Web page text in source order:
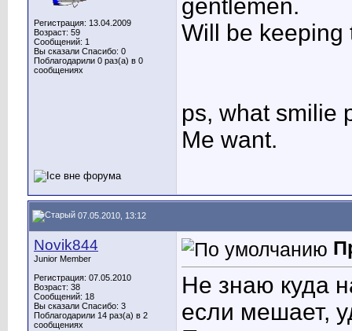
Регистрация: 13.04.2009
Возраст: 59
Сообщений: 1
Вы сказали Спасибо: 0
Поблагодарили 0 раз(а) в 0
сообщениях
gentlemen.
Will be keeping
ps, what smilie
Me want.
07.05.2010, 13:12
Novik844
Junior Member
Регистрация: 07.05.2010
Возраст: 38
Сообщений: 18
Вы сказали Спасибо: 3
Поблагодарили 14 раз(а) в 2
сообщениях
Не знаю куда
если мешает,